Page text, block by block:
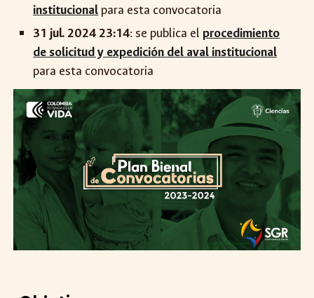
institucional para esta convocatoria
31 jul. 2024 23:14: se publica el procedimiento
de solicitud y expedición del aval institucional
para esta convocatoria